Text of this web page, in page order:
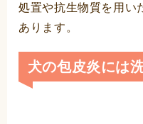
処置や抗生物質を用い
あります。
犬の包皮炎には